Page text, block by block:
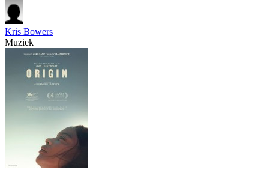
Kris Bowers
Muziek